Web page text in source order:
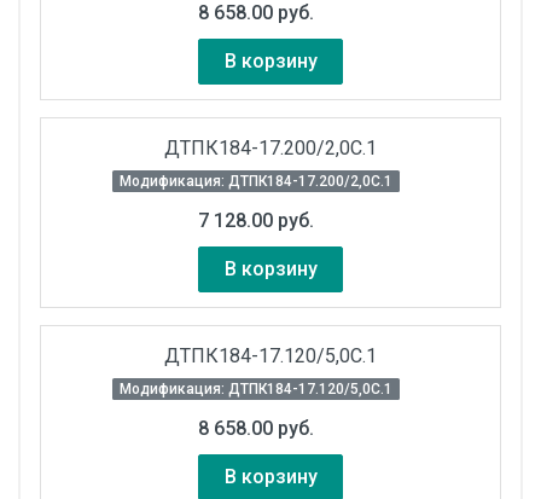
8 658.00 руб.
В корзину
ДТПК184-17.200/2,0С.1
Модификация: ДТПК184-17.200/2,0С.1
7 128.00 руб.
В корзину
ДТПК184-17.120/5,0С.1
Модификация: ДТПК184-17.120/5,0С.1
8 658.00 руб.
В корзину